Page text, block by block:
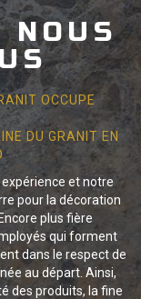
NOUS
OCCUPE
DU GRANIT EN
et notre
pour la décoration
plus fière
qui forment
dans le respect de
au départ. Ainsi,
des produits, la fine